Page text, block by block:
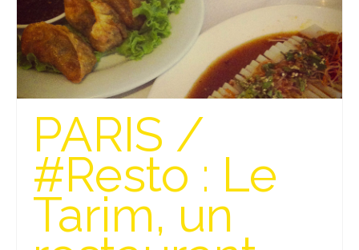
AFRIQUE
La Réunion
AMERIQUE DU SUD
Isla del Sol
Lac Titicaca
Salar d’Uyuni
Sucre
PARIS /
#Resto : Le
Tarim, un